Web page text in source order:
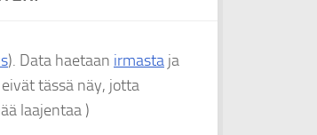
). Data haetaan irmasta ja
tässä näy, jotta
laajentaa )